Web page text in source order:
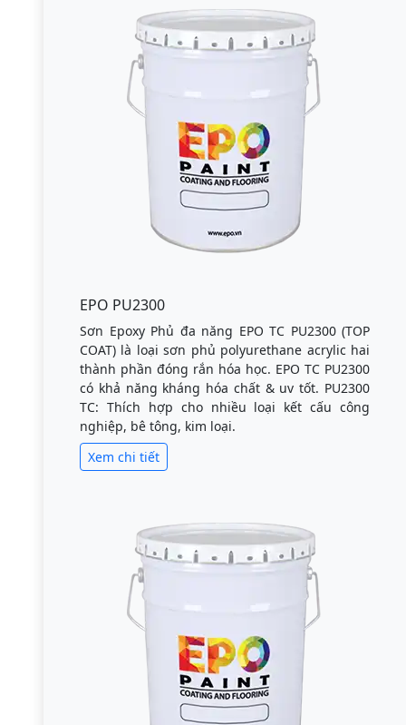
EPO PU2300
Sơn Epoxy Phủ đa năng EPO TC PU2300 (TOP
COAT) là loại sơn phủ polyurethane acrylic hai
thành phần đóng rắn hóa học. EPO TC PU2300
có khả năng kháng hóa chất & uv tốt. PU2300
TC: Thích hợp cho nhiều loại kết cấu công
nghiệp, bê tông, kim loại.
Xem chi tiết